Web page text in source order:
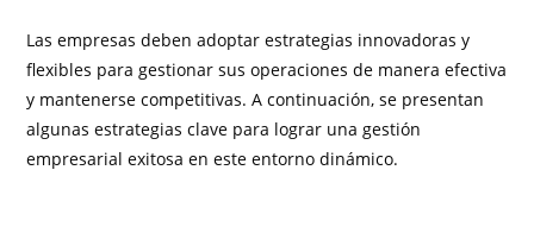
Las empresas deben adoptar estrategias innovadoras y
flexibles para gestionar sus operaciones de manera efectiva
y mantenerse competitivas. A continuación, se presentan
algunas estrategias clave para lograr una gestión
empresarial exitosa en este entorno dinámico.